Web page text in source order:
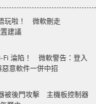
玩啦！ 微軟刪走
建議
Fi 淪陷！ 微軟警告：登入
意軟件一併中招
被後門攻擊 主機板控制器